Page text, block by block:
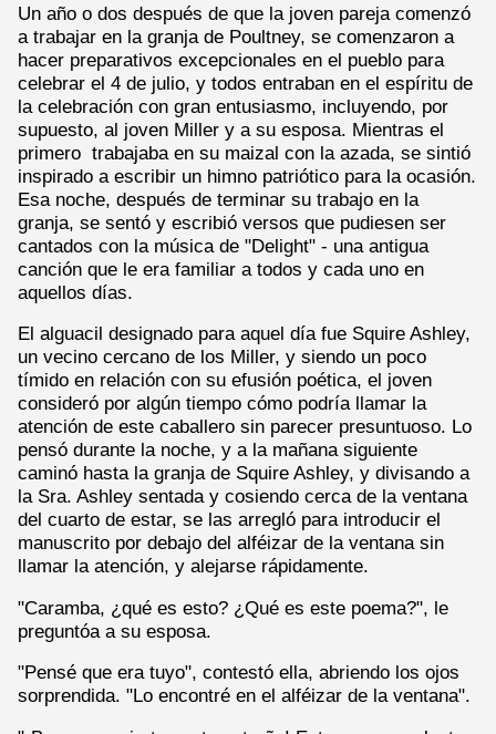
Un año o dos después de que la joven pareja comenzó
a trabajar en la granja de Poultney, se comenzaron a
hacer preparativos excepcionales en el pueblo para
celebrar el 4 de julio, y todos entraban en el espíritu de
la celebración con gran entusiasmo, incluyendo, por
supuesto, al joven Miller y a su esposa. Mientras el
primero trabajaba en su maizal con la azada, se sintió
inspirado a escribir un himno patriótico para la ocasión.
Esa noche, después de terminar su trabajo en la
granja, se sentó y escribió versos que pudiesen ser
cantados con la música de "Delight" - una antigua
canción que le era familiar a todos y cada uno en
aquellos días.
El alguacil designado para aquel día fue Squire Ashley,
un vecino cercano de los Miller, y siendo un poco
tímido en relación con su efusión poética, el joven
consideró por algún tiempo cómo podría llamar la
atención de este caballero sin parecer presuntuoso. Lo
pensó durante la noche, y a la mañana siguiente
caminó hasta la granja de Squire Ashley, y divisando a
la Sra. Ashley sentada y cosiendo cerca de la ventana
del cuarto de estar, se las arregló para introducir el
manuscrito por debajo del alféizar de la ventana sin
llamar la atención, y alejarse rápidamente.
"Caramba, ¿qué es esto? ¿Qué es este poema?", le
preguntóa a su esposa.
"Pensé que era tuyo", contestó ella, abriendo los ojos
sorprendida. "Lo encontré en el alféizar de la ventana".